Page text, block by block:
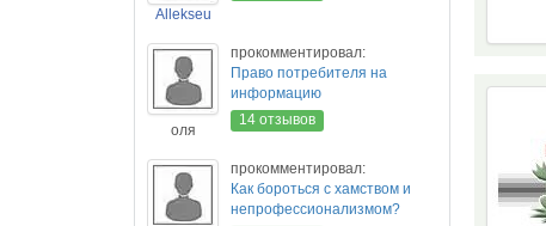
Allekseu
оля
прокомментировал:
Право потребителя на
информацию
14 отзывов
прокомментировал:
Как бороться с хамством и
непрофессионализмом?